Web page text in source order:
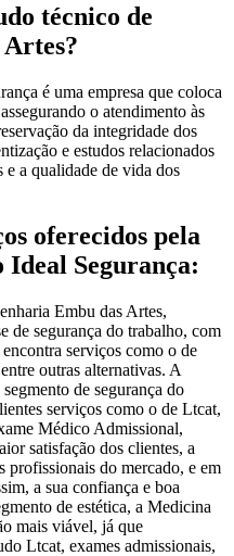
técnico de
é uma empresa que coloca
o atendimento às
da integridade dos
e estudos relacionados
e a qualidade de vida dos
oferecidos pela
Segurança:
Embu das Artes,
de segurança do trabalho, com
serviços como o de
outras alternativas. A
de segurança do
serviços como o de Ltcat,
Médico Admissional,
satisfação dos clientes, a
profissionais do mercado, e em
a sua confiança e boa
de estética, a Medicina
mais viável, já que
Ltcat, exames admissionais,